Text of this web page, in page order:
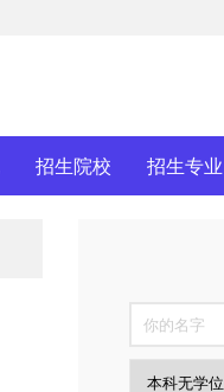
招生院校 招生专业